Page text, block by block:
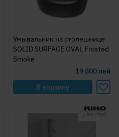
Умывальник на столешнице
SOLID SURFACE OVAL Frosted
Smoke
19 800лей
В корзину